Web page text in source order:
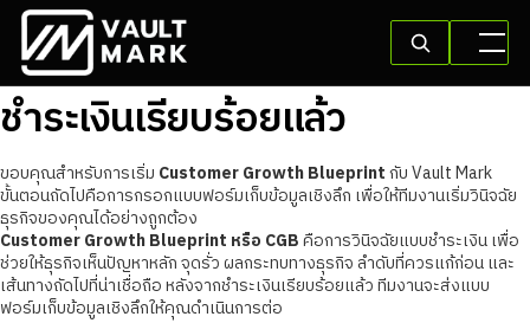
ชำระเงินเรียบร้อยแล้ว
ขอบคุณสำหรับการเริ่ม Customer Growth Blueprintกับ Vault Mark
ขั้นตอนถัดไปคือการกรอกแบบฟอร์มเก็บข้อมูลเชิงลึก เพื่อให้ทีมงานเริ่มวินิจฉัย
ธุรกิจของคุณได้อย่างถูกต้อง
Customer Growth Blueprint หรือ CGBคือการวินิจฉัยแบบชำระเงิน เพื่อ
ช่วยให้ธุรกิจเห็นปัญหาหลัก จุดรั่ว ผลกระทบทางธุรกิจ ลำดับที่ควรแก้ก่อน และ
เส้นทางถัดไปที่น่าเชื่อถือ หลังจากชำระเงินเรียบร้อยแล้ว ทีมงานจะส่งแบบ
ฟอร์มเก็บข้อมูลเชิงลึกให้คุณดำเนินการต่อ